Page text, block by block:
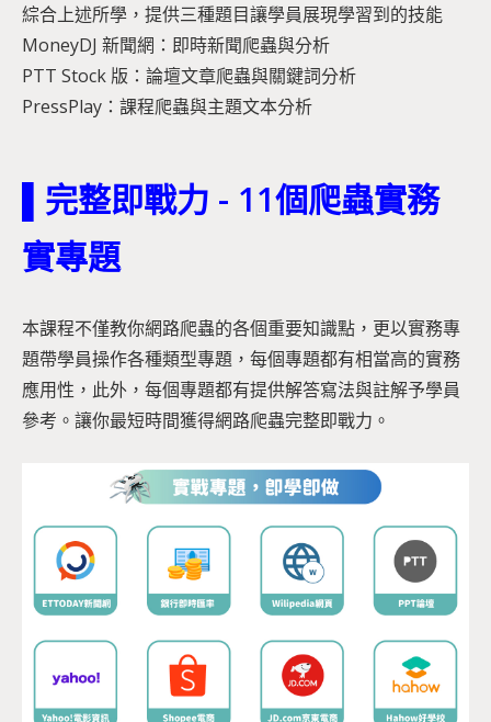
綜合上述所學，提供三種題目讓學員展現學習到的技能
MoneyDJ 新聞網：即時新聞爬蟲與分析
PTT Stock 版：論壇文章爬蟲與關鍵詞分析
PressPlay：課程爬蟲與主題文本分析
▌完整即戰力 - 11個爬蟲實務
實專題
本課程不僅教你網路爬蟲的各個重要知識點，更以實務專
題帶學員操作各種類型專題，每個專題都有相當高的實務
應用性，此外，每個專題都有提供解答寫法與註解予學員
參考。讓你最短時間獲得網路爬蟲完整即戰力。